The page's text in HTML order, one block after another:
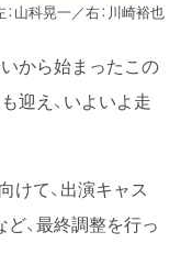
：山科晃一／右：川崎裕也
から始まったこの
迎え、いよいよ走
けて、出演キャス
、最終調整を行っ